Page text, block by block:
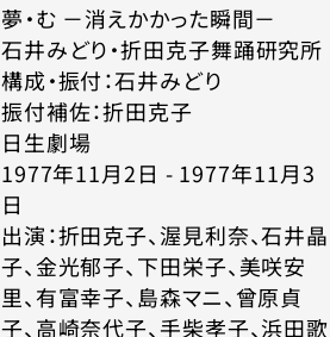
夢・む －消えかかった瞬間－
石井みどり・折田克子舞踊研究所
構成・振付：石井みどり
振付補佐：折田克子
日生劇場
1977年11月2日 - 1977年11月3
日
出演：折田克子、渥見利奈、石井晶
子、金光郁子、下田栄子、美咲安
里、有富幸子、島森マニ、曾原貞
子、高崎奈代子、手柴孝子、浜田歌